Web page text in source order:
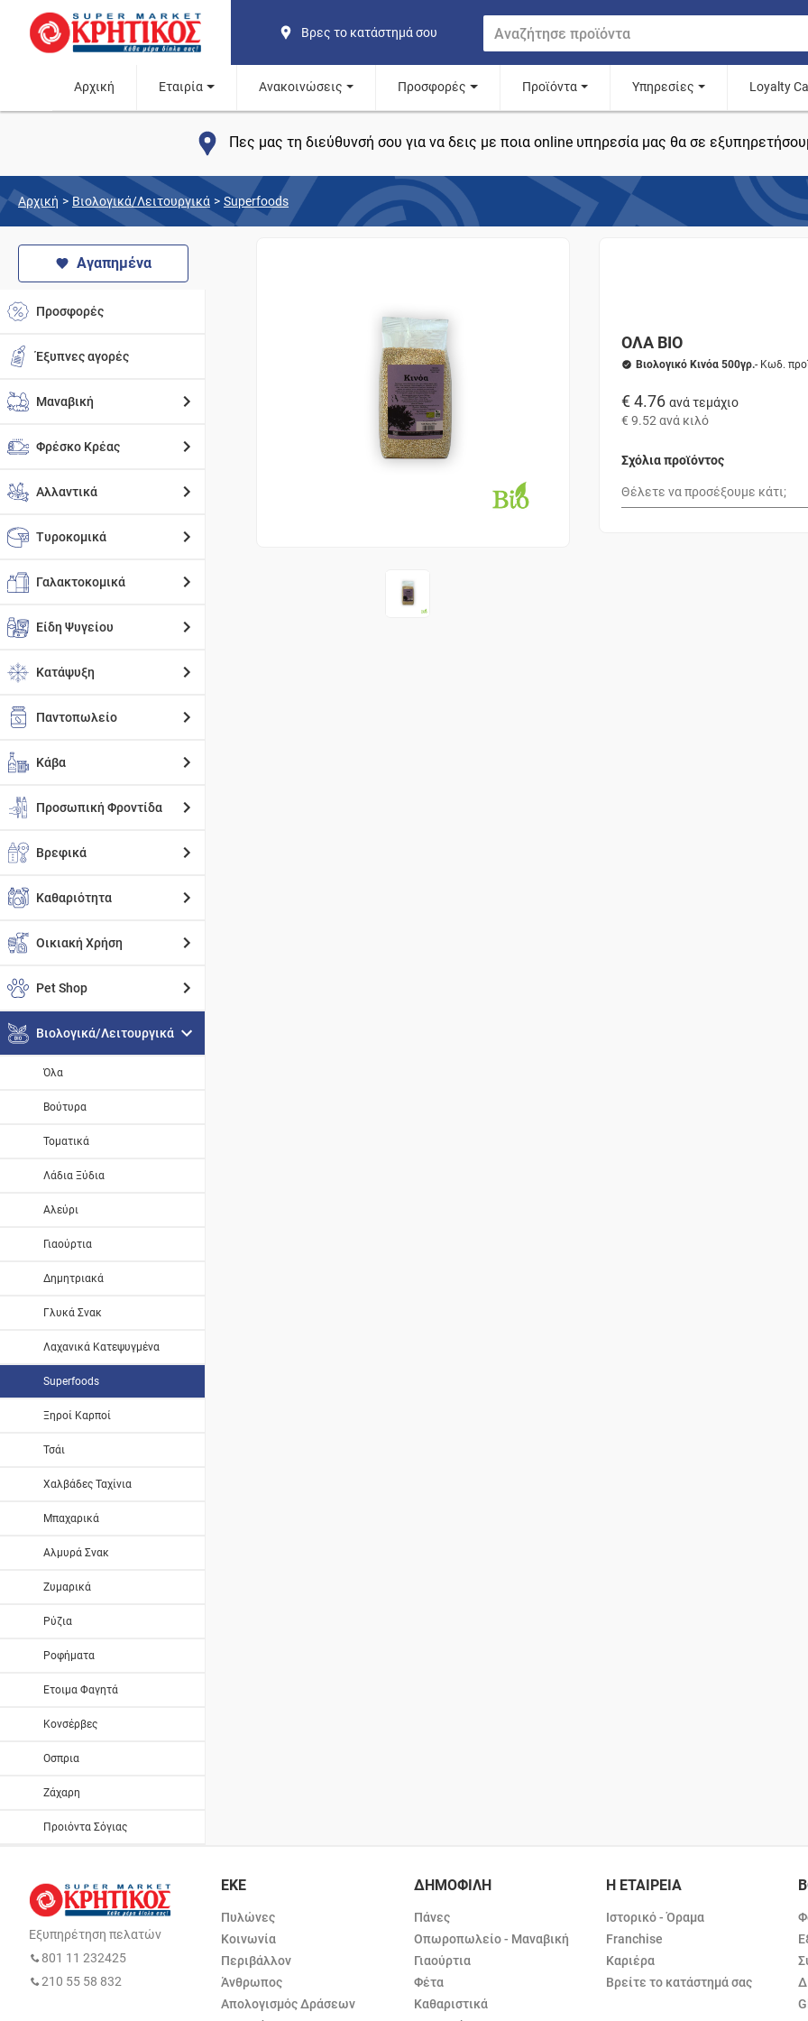
Βρες το κατάστημά σου
Αρχική Εταιρία Ανακοινώσεις Προσφορές Προϊόντα Υπηρεσίες Loyalty
Πες μας τη διεύθυνσή σου για να δεις με ποια online υπηρεσία μας θα σε
Αρχική > Βιολογικά/Λειτουργικά > Superfoods
Αγαπημένα
Προσφορές
Έξυπνες αγορές
Μαναβική
Φρέσκο Κρέας
Αλλαντικά
Τυροκομικά
Γαλακτοκομικά
Είδη Ψυγείου
Κατάψυξη
Παντοπωλείο
Κάβα
Προσωπική Φροντίδα
Βρεφικά
Καθαριότητα
Οικιακή Χρήση
Pet Shop
Βιολογικά/Λειτουργικά
Όλα
Βούτυρα
Τοματικά
Λάδια Ξύδια
Αλεύρι
Γιαούρτια
Δημητριακά
Γλυκά Σνακ
Λαχανικά Κατεψυγμένα
Superfoods
Ξηροί Καρποί
Τσάι
Χαλβάδες Ταχίνια
Μπαχαρικά
Αλμυρά Σνακ
Ζυμαρικά
Ρύζια
Ροφήματα
Ετοιμα Φαγητά
Κονσέρβες
Οσπρια
Ζάχαρη
Προιόντα Σόγιας
ΟΛΑ ΒΙΟ
Βιολογικό Κινόα 500γρ.- Κωδ.
€ 4.76 ανά τεμάχιο
€ 9.52 ανά κιλό
Σχόλια προϊόντος
Εξυπηρέτηση πελατών
801 11 232425
210 55 58 832
ΕΚΕ
Πυλώνες
Κοινωνία
Περιβάλλον
Άνθρωπος
Απολογισμός Δράσεων
ΔΗΜΟΦΙΛΗ
Πάνες
Οπωροπωλείο - Μαναβική
Γιαούρτια
Φέτα
Καθαριστικά
Η ΕΤΑΙΡΕΙΑ
Ιστορικό - Όραμα
Franchise
Καριέρα
Βρείτε το κατάστημά σας